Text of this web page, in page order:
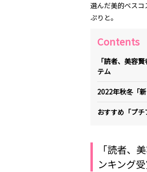
選んだ美的ベス
ぷりと。
Contents
「読者、美容
テム
2022年秋冬「
おすすめ「プ
「読者、
ンキング